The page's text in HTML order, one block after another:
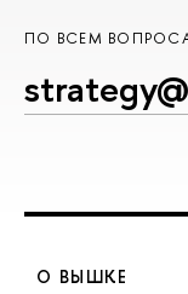
ПО ВСЕМ
О ВЫШКЕ